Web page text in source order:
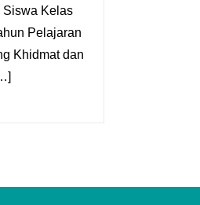
Siswa Kelas
Pelajaran
Khidmat dan